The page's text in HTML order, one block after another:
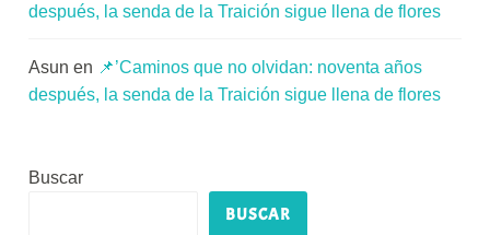
después, la senda de la Traición sigue llena de flores
Asun en 📌’Caminos que no olvidan: noventa años
después, la senda de la Traición sigue llena de flores
Buscar
BUSCAR